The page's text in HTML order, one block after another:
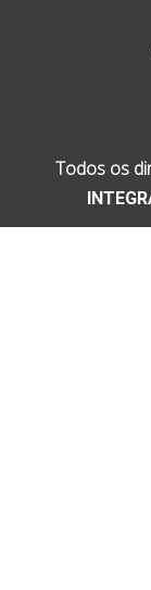
Todos os